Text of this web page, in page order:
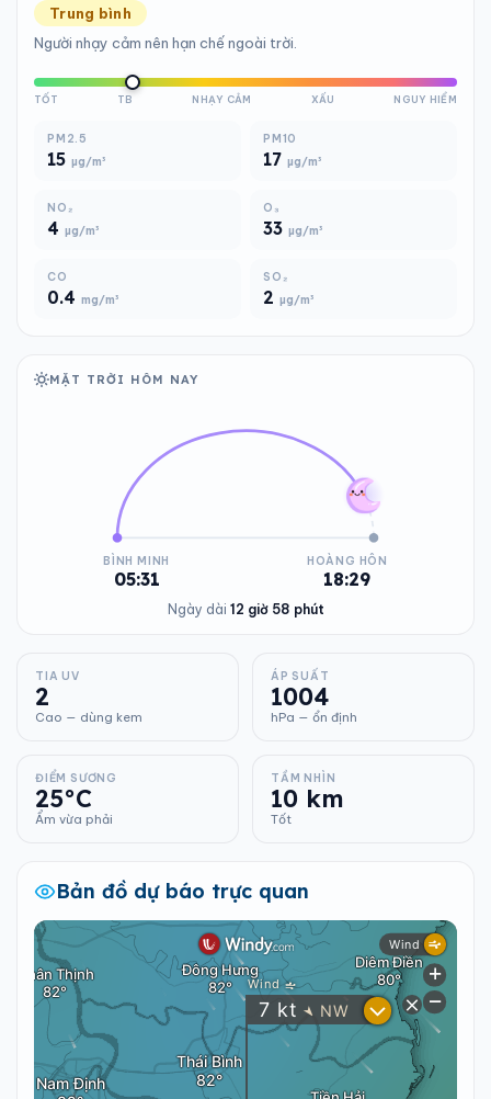
Trung bình
Người nhạy cảm nên hạn chế ngoài trời.
TỐT TB NHẠY CẢM XẤU NGUY HIỂM
PM2.5
15 µg/m³
PM10
17 µg/m³
NO₂
4 µg/m³
O₃
33 µg/m³
CO
0.4 mg/m³
SO₂
2 µg/m³
MẶT TRỜI HÔM NAY
BÌNH MINH
05:31
HOÀNG HÔN
18:29
Ngày dài 12 giờ 58 phút
TIA UV
2
Cao — dùng kem
ÁP SUẤT
1004
hPa — ổn định
ĐIỂM SƯƠNG
25°C
Ẩm vừa phải
TẦM NHÌN
10 km
Tốt
Bản đồ dự báo trực quan